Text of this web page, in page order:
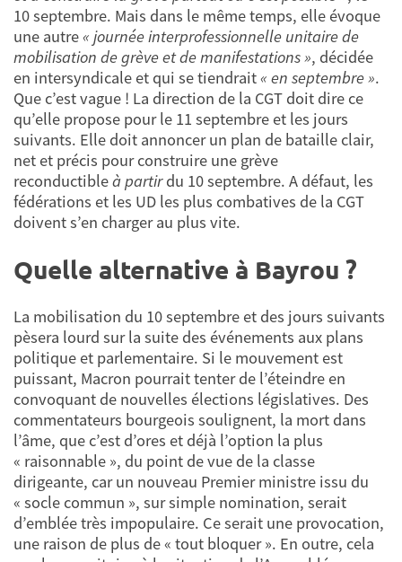
10 septembre. Mais dans le même temps, elle évoque
une autre« journée interprofessionnelle unitaire de
mobilisation de grève et de manifestations », décidée
en intersyndicale et qui se tiendrait« en septembre ».
Que c’est vague ! La direction de la CGT doit dire ce
qu’elle propose pour le 11 septembre et les jours
suivants. Elle doit annoncer un plan de bataille clair,
net et précis pour construire une grève
reconductibleà partirdu 10 septembre. A défaut, les
fédérations et les UD les plus combatives de la CGT
doivent s’en charger au plus vite.
Quelle alternative à Bayrou ?
La mobilisation du 10 septembre et des jours suivants
pèsera lourd sur la suite des événements aux plans
politique et parlementaire. Si le mouvement est
puissant, Macron pourrait tenter de l’éteindre en
convoquant de nouvelles élections législatives. Des
commentateurs bourgeois soulignent, la mort dans
l’âme, que c’est d’ores et déjà l’option la plus
« raisonnable », du point de vue de la classe
dirigeante, car un nouveau Premier ministre issu du
« socle commun », sur simple nomination, serait
d’emblée très impopulaire. Ce serait une provocation,
une raison de plus de « tout bloquer ». En outre, cela